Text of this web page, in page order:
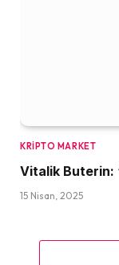
KRIPTO MARKET
Vitalik Buterin:
15 Nisan, 2025